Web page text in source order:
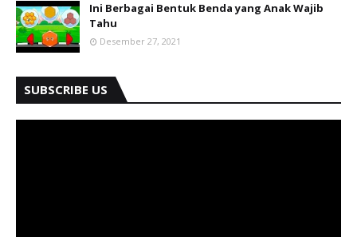
Ini Berbagai Bentuk Benda yang Anak Wajib
Tahu
Desember 27, 2021
SUBSCRIBE US